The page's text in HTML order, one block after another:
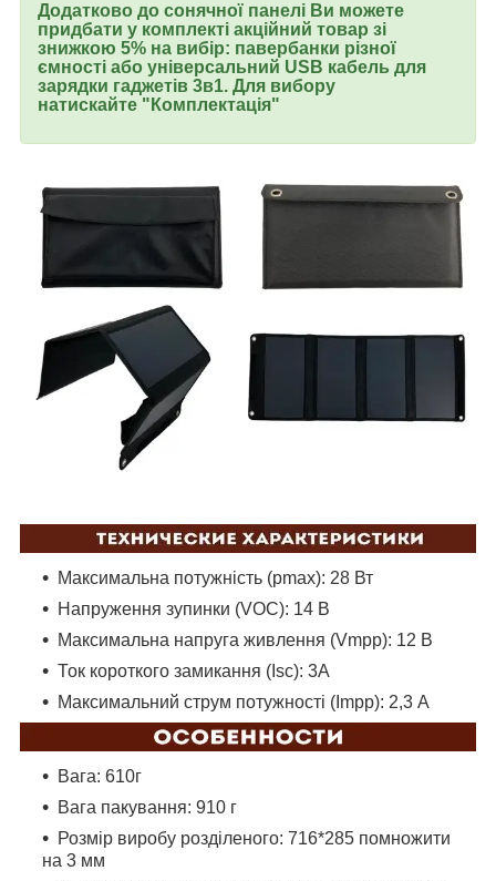
Додатково до сонячної панелі Ви можете
придбати у комплекті акційний товар зі
знижкою 5% на вибір: павербанки різної
ємності або універсальний USB кабель для
зарядки гаджетів 3в1. Для вибору
натискайте "Комплектація"
Максимальна потужність (pmax): 28 Вт
Напруження зупинки (VOC): 14 В
Максимальна напруга живлення (Vmpp): 12 В
Ток короткого замикання (Isc): 3A
Максимальний струм потужності (Impp): 2,3 A
Вага: 610г
Вага пакування: 910 г
Розмір виробу розділеного: 716*285 помножити
на 3 мм